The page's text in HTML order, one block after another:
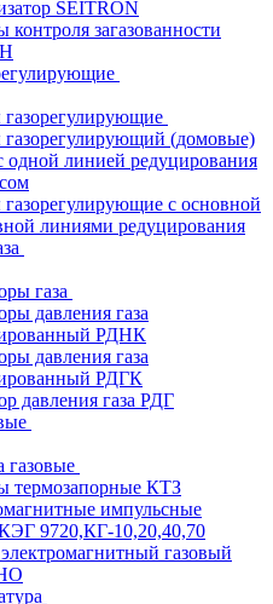
SEITRON
контроля загазованности
(домовые)
линией редуцирования
с основной
линиями редуцирования
газа
давления газа
РДНК
давления газа
РДГК
давления газа РДГ
газовые
термозапорные КТЗ
импульсные
9720,КГ-10,20,40,70
газовый